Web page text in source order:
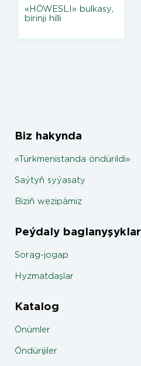
«HÖWESLI» bulkasy,
birinji hilli
Biz hakynda
«Türkmenistanda öndürildi»
Saýtyň syýasaty
Biziň wezipämiz
Peýdaly baglanyşyklar
Sorag-jogap
Hyzmatdaşlar
Katalog
Önümler
Öndürijiler